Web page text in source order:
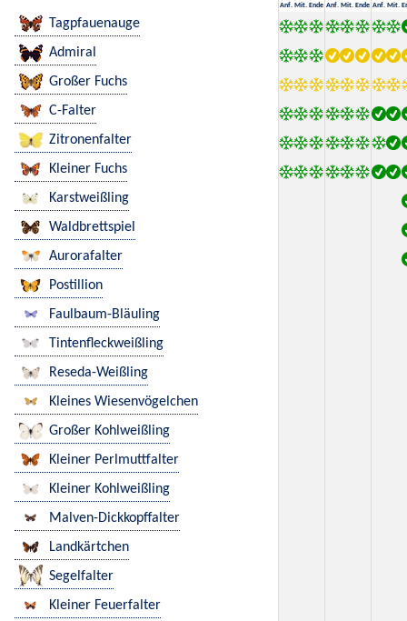
Anf. Mit. Ende Anf. Mit. Ende Anf. Mit.
Tagpfauenauge
Admiral
Großer Fuchs
C-Falter
Zitronenfalter
Kleiner Fuchs
Karstweißling
Waldbrettspiel
Aurorafalter
Postillion
Faulbaum-Bläuling
Tintenfleckweißling
Reseda-Weißling
Kleines Wiesenvögelchen
Großer Kohlweißling
Kleiner Perlmuttfalter
Kleiner Kohlweißling
Malven-Dickkopffalter
Landkärtchen
Segelfalter
Kleiner Feuerfalter